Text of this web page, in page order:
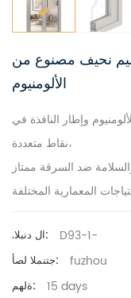
نحيف مصنوع من
الألومنيوم
وإطار النافذة في
نقاط متعددة،
.ال دنبلا: D93-1-
جتنملا لصأ: fuzhou
ةلهم: 15 days